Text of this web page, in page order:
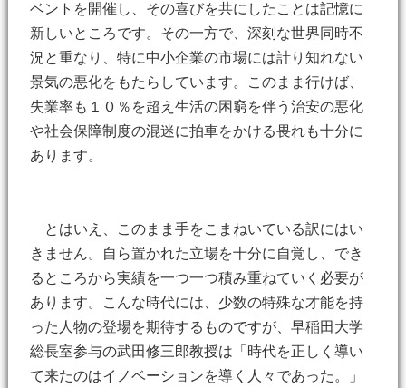
ベントを開催し、その喜びを共にしたことは記憶に
新しいところです。その一方で、深刻な世界同時不
況と重なり、特に中小企業の市場には計り知れない
景気の悪化をもたらしています。このまま行けば、
失業率も１０％を超え生活の困窮を伴う治安の悪化
や社会保障制度の混迷に拍車をかける畏れも十分に
あります。
とはいえ、このまま手をこまねいている訳にはい
きません。自ら置かれた立場を十分に自覚し、でき
るところから実績を一つ一つ積み重ねていく必要が
あります。こんな時代には、少数の特殊な才能を持
った人物の登場を期待するものですが、早稲田大学
総長室参与の武田修三郎教授は「時代を正しく導い
て来たのはイノベーションを導く人々であった。」